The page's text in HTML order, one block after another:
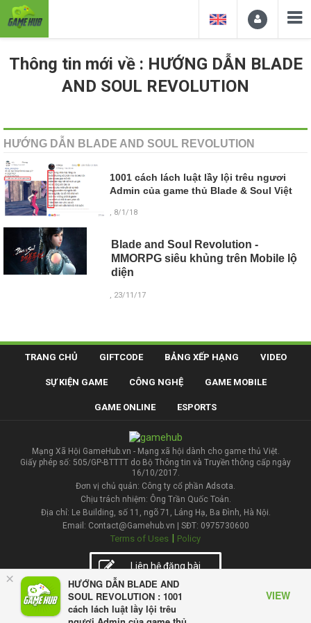
×
HƯỚNG DẪN BLADE AND
SOUL REVOLUTION : 1001
cách lách luật lầy lội trêu
VIEW
Thông tin mới về : HƯỚNG DẪN BLADE
AND SOUL REVOLUTION
HƯỚNG DẪN BLADE AND SOUL REVOLUTION
1001 cách lách luật lầy lội trêu ngươi
Admin của game thủ Blade & Soul Việt
, 8/1/18
Blade and Soul Revolution -
MMORPG siêu khủng trên Mobile lộ
diện
, 23/11/17
TRANG CHỦ GIFTCODE BẢNG XẾP HẠNG VIDEO
SỰ KIỆN GAME CÔNG NGHỆ GAME MOBILE
GAME ONLINE ESPORTS
Mạng Xã Hội GameHub.vn - Mạng xã hội dành cho game thủ Việt.
Giấy phép số: 505/GP-BTTTT do Bộ Thông tin và Truyền thông cấp ngày
16/10/2017.
Đơn vị chủ quản: Công ty cổ phần Adsota.
Chịu trách nhiệm: Ông Trần Quốc Toản.
Địa chỉ: Le Building, số 11, ngõ 71, Láng Hạ, Ba Đình, Hà Nội.
Email: Contact@Gamehub.vn | SĐT: 0975730600
Terms of Uses | Policy
Liên hệ đăng bài